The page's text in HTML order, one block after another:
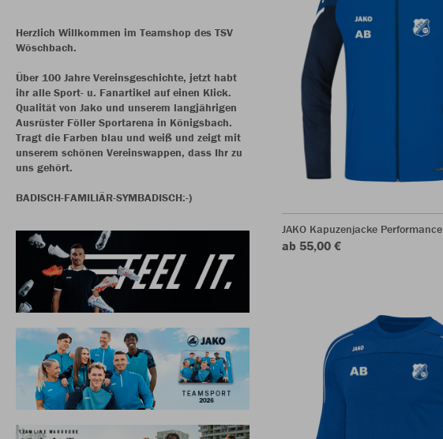
Herzlich Willkommen im Teamshop des TSV
Wöschbach.
Über 100 Jahre Vereinsgeschichte, jetzt habt
ihr alle Sport- u. Fanartikel auf einen Klick.
Qualität von Jako und unserem langjährigen
Ausrüster Föller Sportarena in Königsbach.
Tragt die Farben blau und weiß und zeigt mit
unserem schönen Vereinswappen, dass Ihr zu
uns gehört.
BADISCH-FAMILIÄR-SYMBADISCH:-)
JAKO Kapuzenjacke Performance
ab 55,00 €